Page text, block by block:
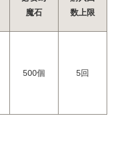
魔石
数上限
500個 5回